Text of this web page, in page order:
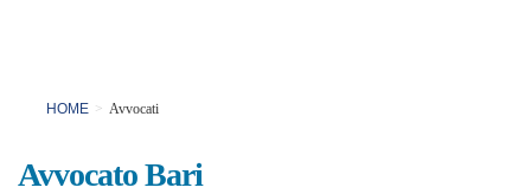
HOME Avvocati
Avvocato Bari